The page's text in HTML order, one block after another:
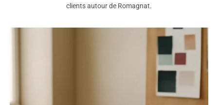
clients autour de Romagnat.